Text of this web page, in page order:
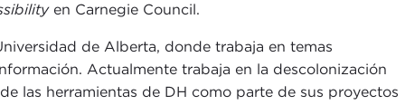
en Carnegie Council.
de Alberta, donde trabaja en temas
Actualmente trabaja en la descolonización
las herramientas de DH como parte de sus proyectos